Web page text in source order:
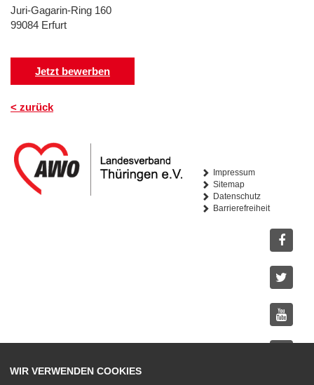
Juri-Gagarin-Ring 160
99084 Erfurt
Jetzt bewerben
< zurück
Impressum
Sitemap
Datenschutz
Barrierefreiheit
WIR VERWENDEN COOKIES